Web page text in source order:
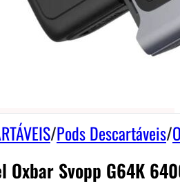
/Pods Descartáveis/
Oxbar Svopp G64K